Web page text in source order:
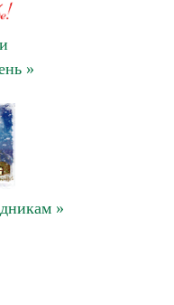
»
»